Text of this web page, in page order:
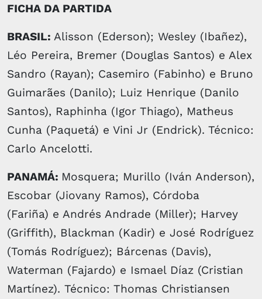
FICHA DA PARTIDA
BRASIL: Alisson (Ederson); Wesley (Ibañez),
Léo Pereira, Bremer (Douglas Santos) e Alex
Sandro (Rayan); Casemiro (Fabinho) e Bruno
Guimarães (Danilo); Luiz Henrique (Danilo
Santos), Raphinha (Igor Thiago), Matheus
Cunha (Paquetá) e Vini Jr (Endrick). Técnico:
Carlo Ancelotti.
PANAMÁ: Mosquera; Murillo (Iván Anderson),
Escobar (Jiovany Ramos), Córdoba
(Fariña) e Andrés Andrade (Miller); Harvey
(Griffith), Blackman (Kadir) e José Rodríguez
(Tomás Rodríguez); Bárcenas (Davis),
Waterman (Fajardo) e Ismael Díaz (Cristian
Martínez). Técnico: Thomas Christiansen